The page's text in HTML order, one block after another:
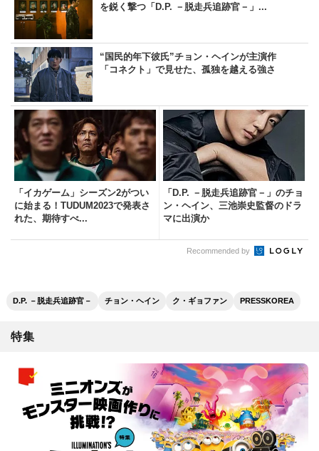
を鋭く撃つ「D.P. －脱走兵追跡官－」...
“国民的年下彼氏”チョン・ヘインが主演作
「コネクト」で見せた、孤独を越える強さ
「イカゲーム」シーズン2がつい
に始まる！TUDUM2023で発表さ
れた、期待すべ...
「D.P. －脱走兵追跡官－」のチョ
ン・ヘイン、三池崇史監督のドラ
マに出演か
Recommended by
D.P. －脱走兵追跡官－ チョン・ヘイン ク・ギョファン PRESSKOREA
特集